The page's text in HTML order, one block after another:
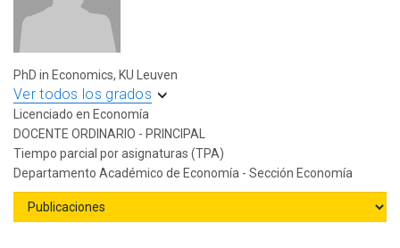
PhD in Economics, KU Leuven
Ver todos los grados
Licenciado en Economía
DOCENTE ORDINARIO - PRINCIPAL
Tiempo parcial por asignaturas (TPA)
Departamento Académico de Economía - Sección Economía